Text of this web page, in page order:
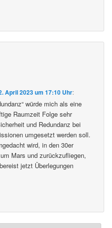
April 2023 um 17:10 Uhr:
würde mich als eine
Raumzeit Folge sehr
und Redundanz bei
umgesetzt werden soll.
wird, in den 30er
Mars und zurückzufliegen,
jetzt Überlegungen